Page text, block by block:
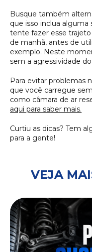
Busque também
que isso inclua alguma
tente fazer esse
de manhã, antes de
exemplo. Neste
sem a agressividade
Para evitar problemas
que você carregue
como câmara de ar
aqui para saber mais.
Curtiu as dicas? Tem
para a gente!
VEJA